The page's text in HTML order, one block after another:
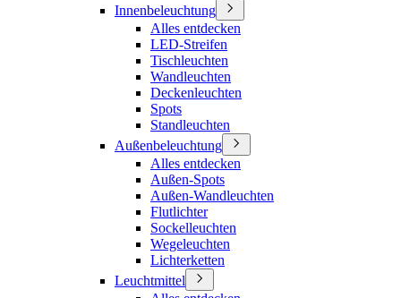
Innenbeleuchtung
Alles entdecken
LED-Streifen
Tischleuchten
Wandleuchten
Deckenleuchten
Spots
Standleuchten
Außenbeleuchtung
Alles entdecken
Außen-Spots
Außen-Wandleuchten
Flutlichter
Sockelleuchten
Wegeleuchten
Lichterketten
Leuchtmittel